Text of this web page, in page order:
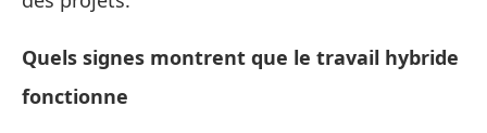
Quels signes montrent que le travail hybride
fonctionne